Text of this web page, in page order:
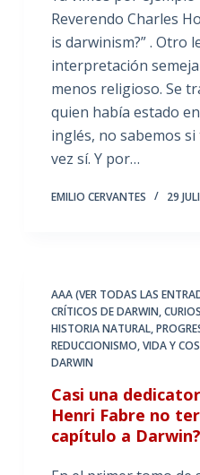
Reverendo Charles
is darwinism?” . Otro
interpretación
menos religioso. Se
quien había estado
inglés, no sabemos
vez sí. Y por…
EMILIO CERVANTES 29
AAA (VER TODAS LAS
CRÍTICOS DE DARWIN,
HISTORIA NATURAL,
REDUCCIONISMO,VIDA Y
DARWIN
Casi una
Henri Fabre no
capítulo a Darwin?